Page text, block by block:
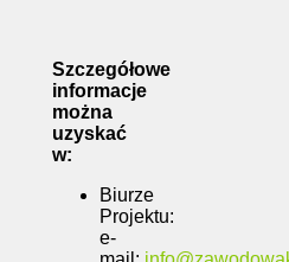
Szczegółowe
informacje
można
uzyskać
w:
Biurze
Projektu:
e-